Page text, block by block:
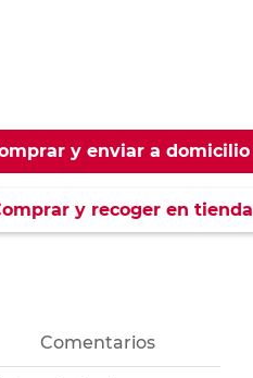
y enviar a domicilio
y recoger en tienda
Comentarios